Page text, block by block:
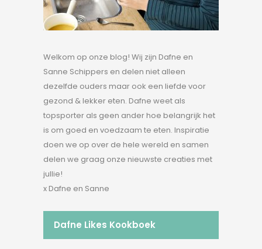
Welkom op onze blog! Wij zijn Dafne en
Sanne Schippers en delen niet alleen
dezelfde ouders maar ook een liefde voor
gezond & lekker eten. Dafne weet als
topsporter als geen ander hoe belangrijk het
is om goed en voedzaam te eten. Inspiratie
doen we op over de hele wereld en samen
delen we graag onze nieuwste creaties met
jullie!
x Dafne en Sanne
Dafne Likes Kookboek